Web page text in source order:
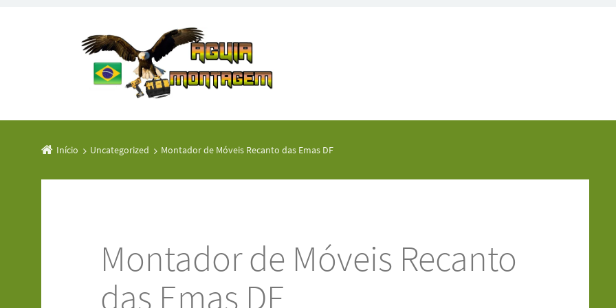
Início Uncategorized Montador de Móveis Recanto das Emas DF
Montador de Móveis Recanto
das Emas DF